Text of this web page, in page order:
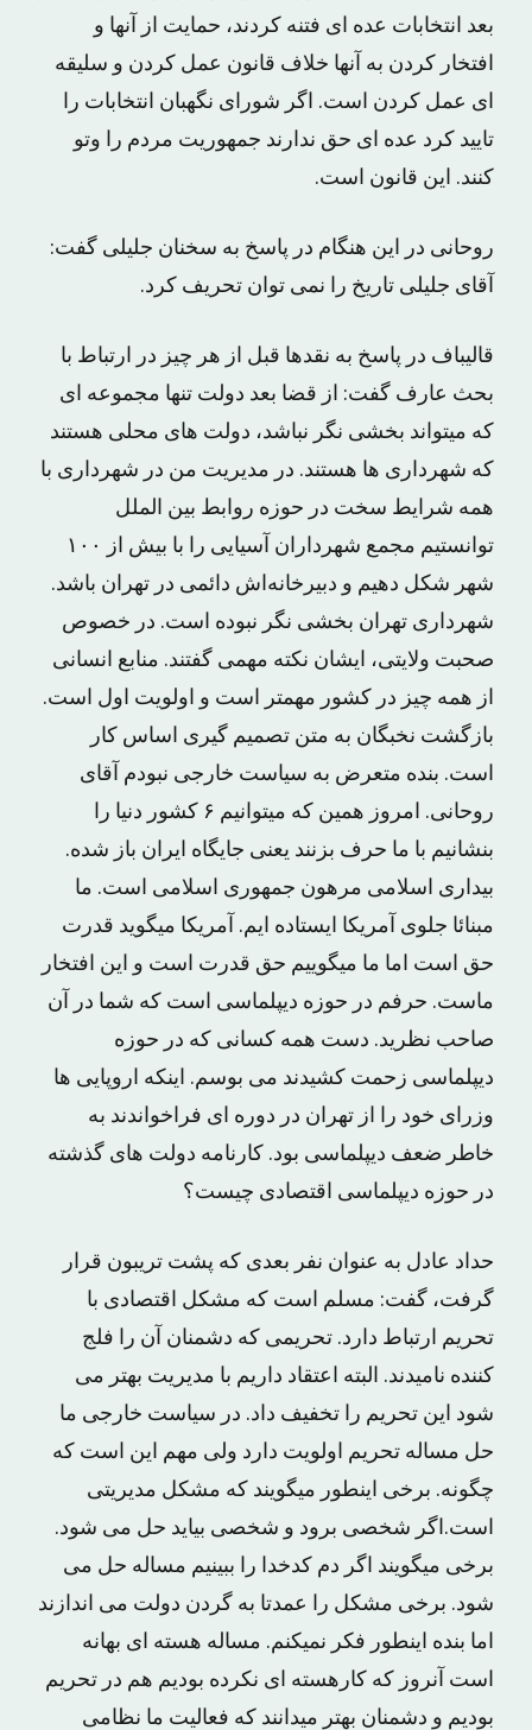
بعد انتخابات عده ای فتنه کردند، حمایت از آنها و
افتخار کردن به آنها خلاف قانون عمل کردن و سلیقه
ای عمل کردن است. اگر شورای نگهبان انتخابات را
تایید کرد عده ای حق ندارند جمهوریت مردم را وتو
کنند. این قانون است.
روحانی در این هنگام در پاسخ به سخنان جلیلی گفت:
آقای جلیلی تاریخ را نمی توان تحریف کرد.
قالیباف در پاسخ به نقدها قبل از هر چیز در ارتباط با
بحث عارف گفت: از قضا بعد دولت تنها مجموعه ای
که میتواند بخشی نگر نباشد، دولت های محلی هستند
که شهرداری ها هستند. در مدیریت من در شهرداری با
همه شرایط سخت در حوزه روابط بین الملل
توانستیم مجمع شهرداران آسیایی را با بیش از ۱۰۰
شهر شکل دهیم و دبیرخانه‌اش دائمی در تهران باشد.
شهرداری تهران بخشی نگر نبوده است. در خصوص
صحبت ولایتی، ایشان نکته مهمی گفتند. منابع انسانی
از همه چیز در کشور مهمتر است و اولویت اول است.
بازگشت نخبگان به متن تصمیم گیری اساس کار
است. بنده متعرض به سیاست خارجی نبودم آقای
روحانی. امروز همین که میتوانیم ۶ کشور دنیا را
بنشانیم با ما حرف بزنند یعنی جایگاه ایران باز شده.
بیداری اسلامی مرهون جمهوری اسلامی است. ما
مبنائا جلوی آمریکا ایستاده ایم. آمریکا میگوید قدرت
حق است اما ما میگوییم حق قدرت است و این افتخار
ماست. حرفم در حوزه دیپلماسی است که شما در آن
صاحب نظرید. دست همه کسانی که در حوزه
دیپلماسی زحمت کشیدند می بوسم. اینکه اروپایی ها
وزرای خود را از تهران در دوره ای فراخواندند به
خاطر ضعف دیپلماسی بود. کارنامه دولت های گذشته
در حوزه دیپلماسی اقتصادی چیست؟
حداد عادل به عنوان نفر بعدی که پشت تریبون قرار
گرفت، گفت: مسلم است که مشکل اقتصادی با
تحریم ارتباط دارد. تحریمی که دشمنان آن را فلج
کننده نامیدند. البته اعتقاد داریم با مدیریت بهتر می
شود این تحریم را تخفیف داد. در سیاست خارجی ما
حل مساله تحریم اولویت دارد ولی مهم این است که
چگونه. برخی اینطور میگویند که مشکل مدیریتی
است.اگر شخصی برود و شخصی بیاید حل می شود.
برخی میگویند اگر دم کدخدا را ببینیم مساله حل می
شود. برخی مشکل را عمدتا به گردن دولت می اندازند
اما بنده اینطور فکر نمیکنم. مساله هسته ای بهانه
است آنروز که کارهسته ای نکرده بودیم هم در تحریم
بودیم و دشمنان بهتر میدانند که فعالیت ما نظامی